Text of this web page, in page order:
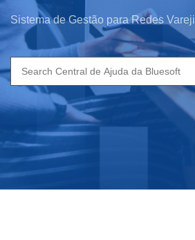
Sistema de Gestão para Redes
Search
for: